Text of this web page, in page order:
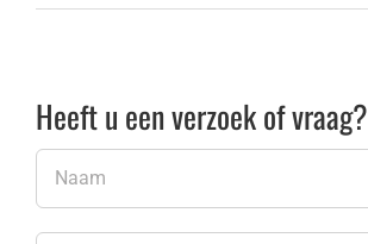
Heeft u een verzoek of vraag?